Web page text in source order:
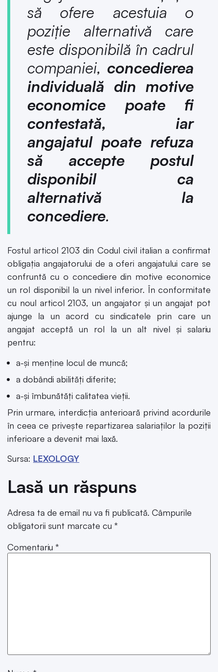
să ofere acestuia o
poziție alternativă care
este disponibilă în cadrul
companiei, concedierea
individuală din motive
economice poate fi
contestată, iar
angajatul poate refuza
să accepte postul
disponibil ca
alternativă la
concediere.
Fostul articol 2103 din Codul civil italian a confirmat
obligația angajatorului de a oferi angajatului care se
confruntă cu o concediere din motive economice
un rol disponibil la un nivel inferior. În conformitate
cu noul articol 2103, un angajator și un angajat pot
ajunge la un acord cu sindicatele prin care un
angajat acceptă un rol la un alt nivel și salariu
pentru:
a-și menține locul de muncă;
a dobândi abilități diferite;
a-și îmbunătăți calitatea vieții.
Prin urmare, interdicția anterioară privind acordurile
în ceea ce privește repartizarea salariaților la poziții
inferioare a devenit mai laxă.
Sursa: LEXOLOGY
Lasă un răspuns
Adresa ta de email nu va fi publicată. Câmpurile
obligatorii sunt marcate cu *
Comentariu *